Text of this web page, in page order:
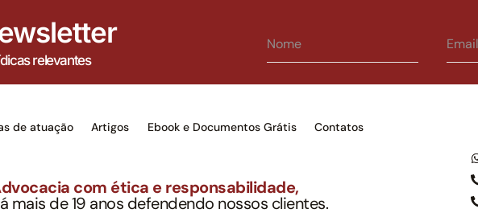
relevantes
de atuação Artigos Ebook e Documentos Grátis Contatos
com ética e responsabilidade,
mais de 19 anos defendendo nossos clientes.